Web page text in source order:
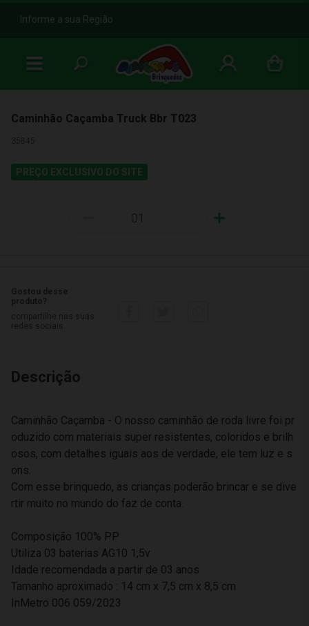
b
Informe a sua Região
Caminhão Caçamba Truck Bbr T023
35845
PREÇO EXCLUSIVO DO SITE
+
Descrição
Caminhão Caçamba - O nosso caminhão de roda livre foi pr
oduzido com materiais super resistentes, coloridos e brilh
osos, com detalhes iguais aos de verdade, ele tem luz e s
ons.
Com esse brinquedo, as crianças poderão brincar e se dive
rtir muito no mundo do faz de conta.
Composição 100% PP
Utiliza 03 baterias AG10 1,5v
Idade recomendada a partir de 03 anos
Tamanho aproximado : 14 cm x 7,5 cm x 8,5 cm
InMetro 006 059/2023